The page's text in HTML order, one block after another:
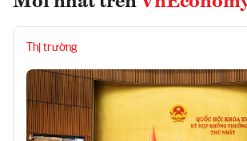
Thị trường